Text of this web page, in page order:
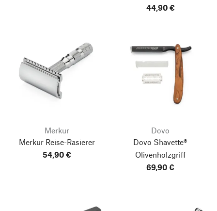
44,90 €
Merkur
Merkur Reise-Rasierer
54,90 €
Dovo
Dovo Shavette®
Olivenholzgriff
69,90 €